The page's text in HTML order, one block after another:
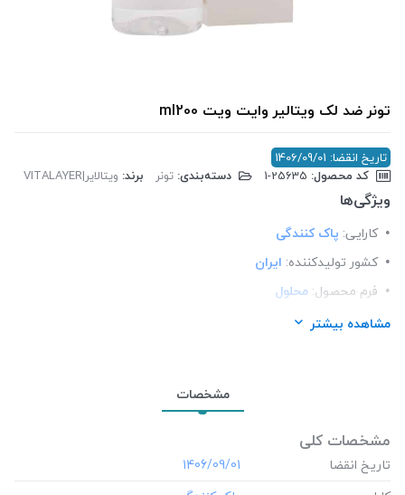
تونر ضد لک ویتالیر وایت ویت ml200
تاریخ انقضا: 1406/09/01
کد محصول:
دسته‌بندی: تونر برند: ویتالایر|VITALAYER
ویژگی‌ها
کارایی: پاک کنندگی
کشور تولید‎کننده:
ایران
فرم محصول: محلول
برند:ویتالیر (Vitalayer)
نوع محفظه: بطری پلاستیکی
رده سنی:
مشاهده بیشتر
مشخصات
مشخصات کلی
تاریخ انقضا
‎1406/09/01